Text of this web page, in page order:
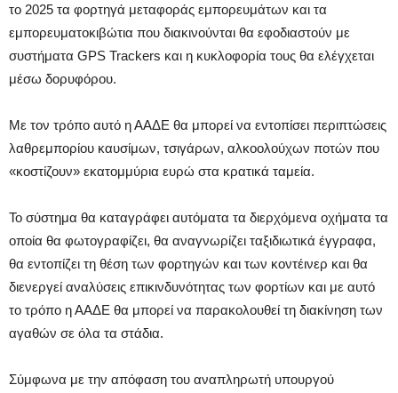
το 2025 τα φορτηγά μεταφοράς εμπορευμάτων και τα
εμπορευματοκιβώτια που διακινούνται θα εφοδιαστούν με
συστήματα GPS Trackers και η κυκλοφορία τους θα ελέγχεται
μέσω δορυφόρου.
Με τον τρόπο αυτό η ΑΑΔΕ θα μπορεί να εντοπίσει περιπτώσεις
λαθρεμπορίου καυσίμων, τσιγάρων, αλκοολούχων ποτών που
«κοστίζουν» εκατομμύρια ευρώ στα κρατικά ταμεία.
Το σύστημα θα καταγράφει αυτόματα τα διερχόμενα οχήματα τα
οποία θα φωτογραφίζει, θα αναγνωρίζει ταξιδιωτικά έγγραφα,
θα εντοπίζει τη θέση των φορτηγών και των κοντέινερ και θα
διενεργεί αναλύσεις επικινδυνότητας των φορτίων και με αυτό
το τρόπο η ΑΑΔΕ θα μπορεί να παρακολουθεί τη διακίνηση των
αγαθών σε όλα τα στάδια.
Σύμφωνα με την απόφαση του αναπληρωτή υπουργού